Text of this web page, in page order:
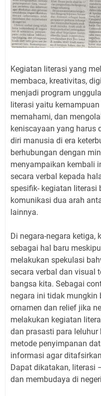
Kegiatan literasi yang
membaca, kreativitas,
menjadi program
literasi yaitu
memahami, dan
keniscayaan yang harus
diri manusia di era
berhubungan dengan
menyampaikan kembali
secara verbal kepada
spesifik- kegiatan literasi
komunikasi dua arah
lainnya.
Di negara-negara
sebagai hal baru
melakukan spekulasi
secara verbal dan visual
bangsa kita. Sebagai
negara ini tidak mungkin
ornamen dan relief jika
melakukan kegiatan
dan prasasti para
metode penyimpanan
informasi agar
Dapat dikatakan, literasi
dan membudaya di